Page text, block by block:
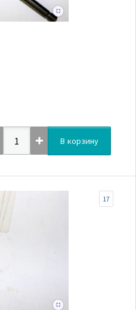
В корзину
17